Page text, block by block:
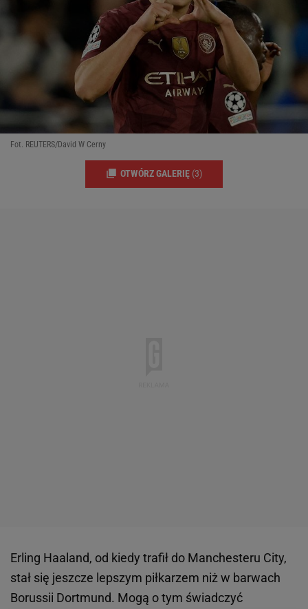
Fot. REUTERS/David W Cerny
OTWÓRZ GALERIĘ (3)
Erling Haaland, od kiedy trafił do Manchesteru City,
stał się jeszcze lepszym piłkarzem niż w barwach
Borussii Dortmund. Mogą o tym świadczyć